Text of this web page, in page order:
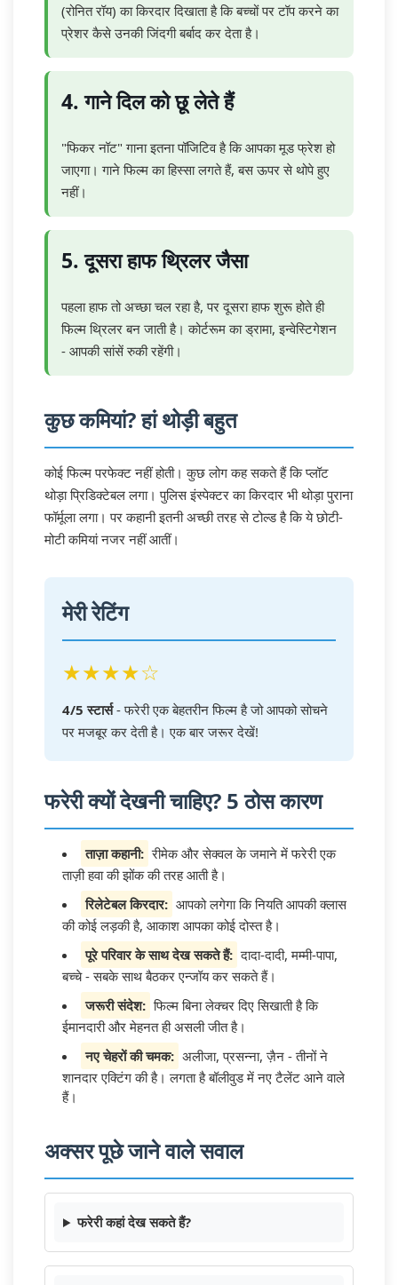
(रोनित रॉय) का किरदार दिखाता है कि बच्चों पर टॉप करने का
प्रेशर कैसे उनकी जिंदगी बर्बाद कर देता है।
4. गाने दिल को छू लेते हैं
"फिकर नॉट" गाना इतना पॉजिटिव है कि आपका मूड फ्रेश हो
जाएगा। गाने फिल्म का हिस्सा लगते हैं, बस ऊपर से थोपे हुए
नहीं।
5. दूसरा हाफ थ्रिलर जैसा
पहला हाफ तो अच्छा चल रहा है, पर दूसरा हाफ शुरू होते ही
फिल्म थ्रिलर बन जाती है। कोर्टरूम का ड्रामा, इन्वेस्टिगेशन
- आपकी सांसें रुकी रहेंगी।
कुछ कमियां? हां थोड़ी बहुत
कोई फिल्म परफेक्ट नहीं होती। कुछ लोग कह सकते हैं कि प्लॉट
थोड़ा प्रिडिक्टेबल लगा। पुलिस इंस्पेक्टर का किरदार भी थोड़ा पुराना
फॉर्मूला लगा। पर कहानी इतनी अच्छी तरह से टोल्ड है कि ये छोटी-
मोटी कमियां नजर नहीं आतीं।
मेरी रेटिंग
★★★★☆
4/5 स्टार्स- फरेरी एक बेहतरीन फिल्म है जो आपको सोचने
पर मजबूर कर देती है। एक बार जरूर देखें!
फरेरी क्यों देखनी चाहिए? 5 ठोस कारण
ताज़ा कहानी: रीमेक और सेक्वल के जमाने में फरेरी एक
ताज़ी हवा की झोंक की तरह आती है।
रिलेटेबल किरदार: आपको लगेगा कि नियति आपकी क्लास
की कोई लड़की है, आकाश आपका कोई दोस्त है।
पूरे परिवार के साथ देख सकते हैं: दादा-दादी, मम्मी-पापा,
बच्चे - सबके साथ बैठकर एन्जॉय कर सकते हैं।
जरूरी संदेश: फिल्म बिना लेक्चर दिए सिखाती है कि
ईमानदारी और मेहनत ही असली जीत है।
नए चेहरों की चमक: अलीजा, प्रसन्ना, ज़ैन - तीनों ने
शानदार एक्टिंग की है। लगता है बॉलीवुड में नए टैलेंट आने वाले
हैं।
अक्सर पूछे जाने वाले सवाल
फरेरी कहां देख सकते हैं?